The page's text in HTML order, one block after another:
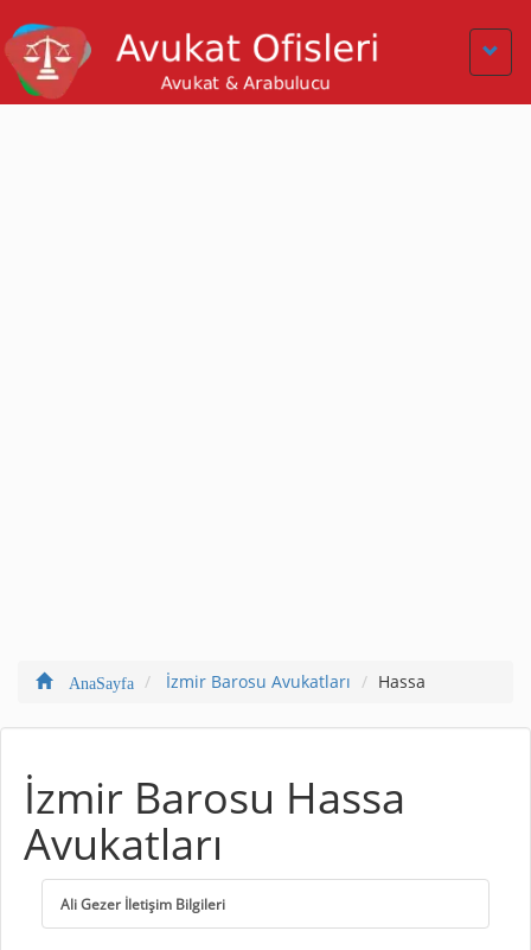
AnaSayfa İzmir Barosu Avukatları Hassa
İzmir Barosu Hassa
Avukatları
Ali Gezer İletişim Bilgileri